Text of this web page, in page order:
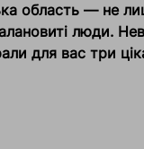
область — не
люди.
для вас три